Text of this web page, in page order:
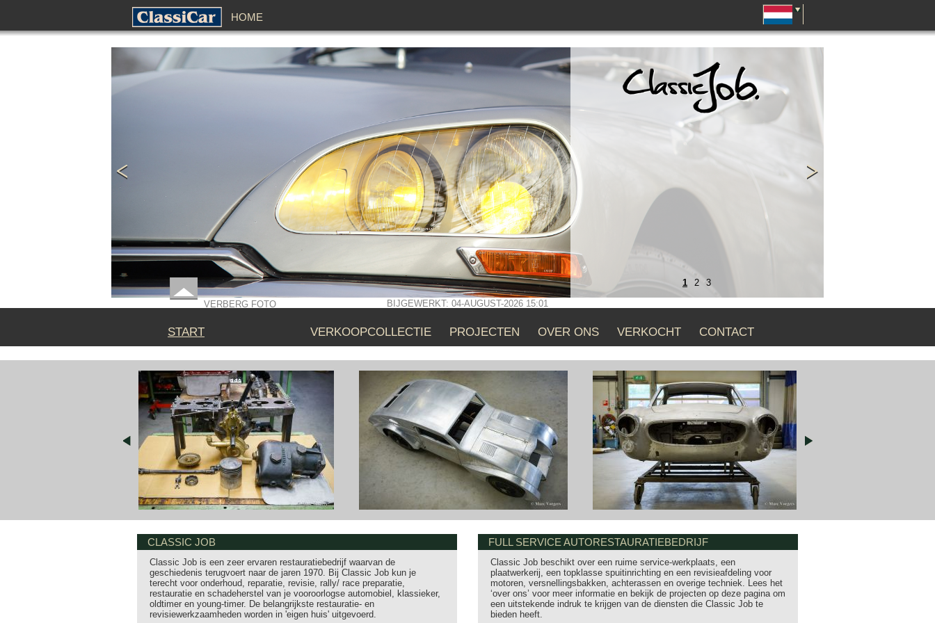
HOME
1 2 3
VERBERG FOTO BIJGEWERKT: 04-AUGUST-2026 15:01
NAVIGATIE
START VERKOOPCOLLECTIE PROJECTEN OVER ONS VERKOCHT CONTACT
CLASSIC JOB
Classic Job is een zeer ervaren restauratiebedrijf waarvan de
geschiedenis terugvoert naar de jaren 1970. Bij Classic Job kun je
terecht voor onderhoud, reparatie, revisie, rally/ race preparatie,
restauratie en schadeherstel van je vooroorlogse automobiel, klassieker,
oldtimer en young-timer. De belangrijkste restauratie- en
revisiewerkzaamheden worden in 'eigen huis' uitgevoerd.
FULL SERVICE AUTORESTAURATIEBEDRIJF
Classic Job beschikt over een ruime service-werkplaats, een
plaatwerkerij, een topklasse spuitinrichting en een revisieafdeling voor
motoren, versnellingsbakken, achterassen en overige techniek. Lees het
‘over ons’ voor meer informatie en bekijk de projecten op deze pagina om
een uitstekende indruk te krijgen van de diensten die Classic Job te
bieden heeft.